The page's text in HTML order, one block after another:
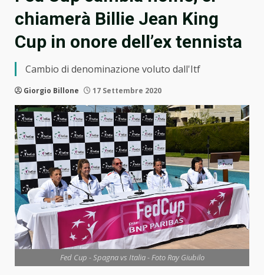
chiamerà Billie Jean King
Cup in onore dell’ex tennista
Cambio di denominazione voluto dall'Itf
Giorgio Billone 17 Settembre 2020
Fed Cup - Spagna vs Italia - Foto Ray Giubilo